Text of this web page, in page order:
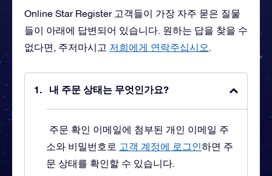
Online Star Register 고객들이 가장 자주 묻은 질물
들이 아래에 답변되어 있습니다. 원하는 답을 찾을 수
없다면, 주저마시고 저희에게 연락주십시오.
내 주문 상태는 무엇인가요?
주문 확인 이메일에 첨부된 개인 이메일 주
소와 비밀번호로 고객 계정에 로그인하면 주
문 상태를 확인할 수 있습니다.